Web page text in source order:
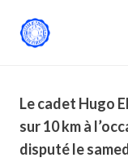
Le cadet Hugo
sur 10 km à
disputé le